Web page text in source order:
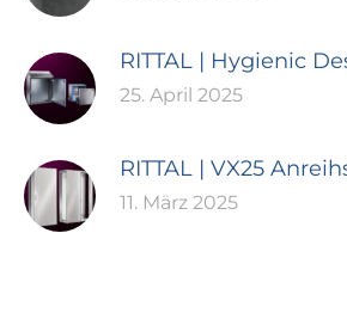
RITTAL | Hygienic
25. April 2025
RITTAL | VX25
11. März 2025